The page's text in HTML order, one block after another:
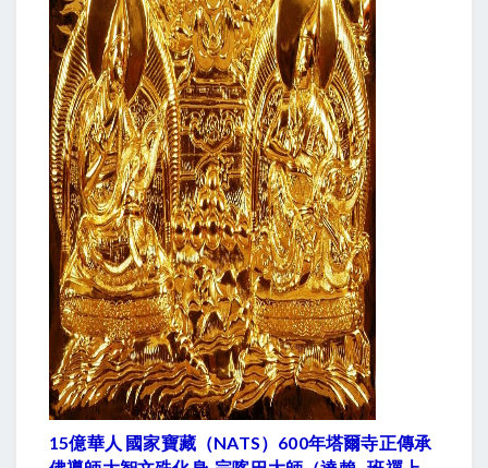
15億華人 國家寶藏（NATS）600年塔爾寺正傳承